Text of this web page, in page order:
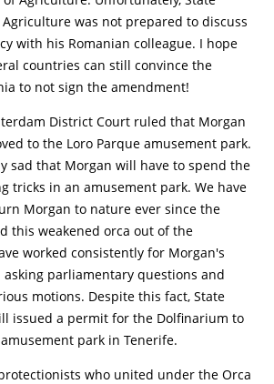
was not prepared to discuss
with his Romanian colleague. I hope
countries can still convince the
to not sign the amendment!
District Court ruled that Morgan
to the Loro Parque amusement park.
sad that Morgan will have to spend the
tricks in an amusement park. We have
Morgan to nature ever since the
this weakened orca out of the
worked consistently for Morgan's
parliamentary questions and
motions. Despite this fact, State
issued a permit for the Dolfinarium to
park in Tenerife.
who united under the Orca